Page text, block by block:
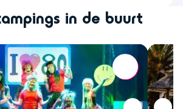
in de buurt